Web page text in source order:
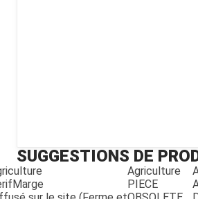
SUGGESTIONS DE
Agriculture
PIECE